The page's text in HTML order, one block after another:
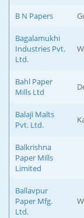
B N Papers
Bagalamukhi
Industries Pvt.
Ltd.
Bahl Paper
Mills Ltd
Balaji Malts
Pvt. Ltd.
Balkrishna
Paper Mills
Limited
Ballavpur
Paper Mfg.
Ltd.